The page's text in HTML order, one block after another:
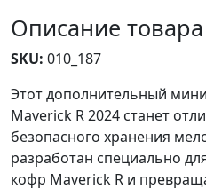
Описание товара
SKU: 010_187
Этот дополнительный
Maverick R 2024 станет
безопасного хранения
разработан специально
кофр Maverick R и